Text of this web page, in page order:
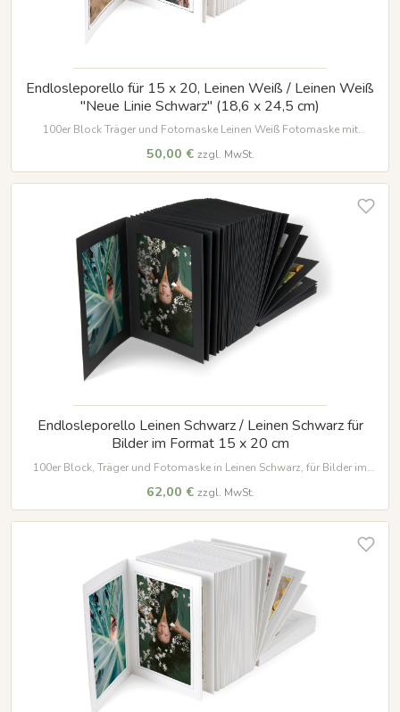
Endlosleporello für 15 x 20, Leinen Weiß / Leinen Weiß
"Neue Linie Schwarz" (18,6 x 24,5 cm)
100er Block Träger und Fotomaske Leinen Weiß Fotomaske mit
50,00 € zzgl. MwSt.
Endlosleporello Leinen Schwarz / Leinen Schwarz für
Bilder im Format 15 x 20 cm
100er Block, Träger und Fotomaske in Leinen Schwarz, für Bilder im
62,00 € zzgl. MwSt.